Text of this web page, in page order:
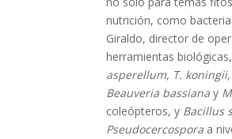
nutrición, como
Giraldo, director de
herramientas
asperellum, T.
Beauveria bassiana y
coleópteros, y Bacillus
Pseudocercospora a